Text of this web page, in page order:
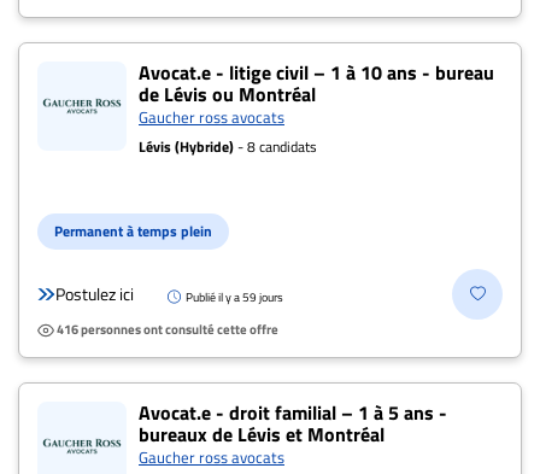
Avocat.e - litige civil – 1 à 10 ans - bureau
de Lévis ou Montréal
Gaucher ross avocats
Lévis (Hybride)- 8 candidats
Permanent à temps plein
Postulez ici Publié il y a 59 jours
416 personnes ont consulté cette offre
Avocat.e - droit familial – 1 à 5 ans -
bureaux de Lévis et Montréal
Gaucher ross avocats